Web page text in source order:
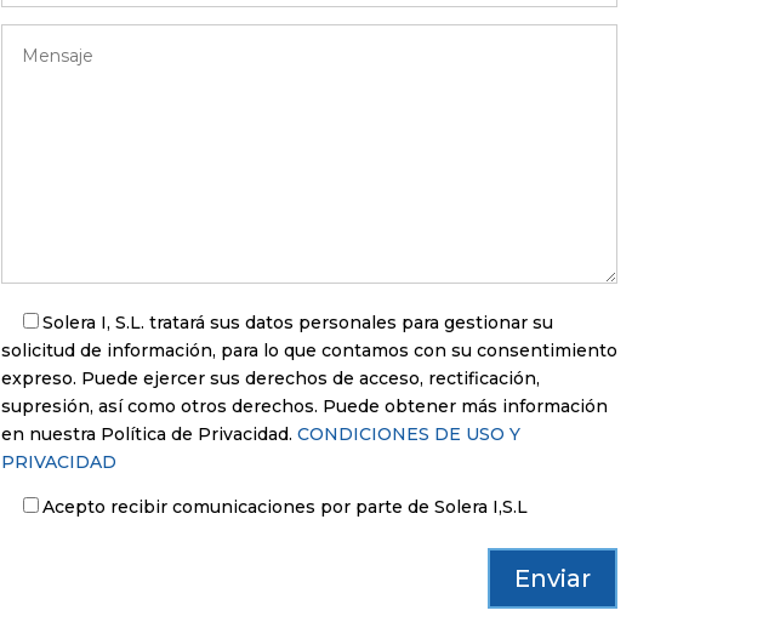
Solera I, S.L. tratará sus datos personales para gestionar su
solicitud de información, para lo que contamos con su consentimiento
expreso. Puede ejercer sus derechos de acceso, rectificación,
supresión, así como otros derechos. Puede obtener más información
en nuestra Política de Privacidad. CONDICIONES DE USO Y
PRIVACIDAD
Acepto recibir comunicaciones por parte de Solera I,S.L